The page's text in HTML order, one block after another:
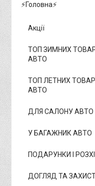
⚡Головна⚡
Акції
ТОП ЗИМНИХ
АВТО
ТОП ЛЕТНИХ
АВТО
ДЛЯ САЛОНУ АВТО
У БАГАЖНИК АВТО
ПОДАРУНКИ І
ДОГЛЯД ТА